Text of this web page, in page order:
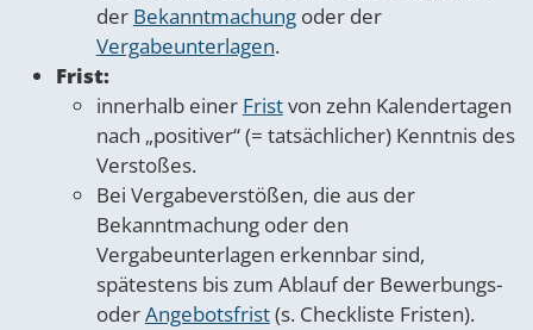
der Bekanntmachungoder der
Vergabeunterlagen.
Frist:
innerhalb einer Fristvon zehn Kalendertagen
nach „positiver“ (= tatsächlicher) Kenntnis des
Verstoßes.
Bei Vergabeverstößen, die aus der
Bekanntmachung oder den
Vergabeunterlagen erkennbar sind,
spätestens bis zum Ablauf der Bewerbungs-
oderAngebotsfrist(s. Checkliste Fristen).